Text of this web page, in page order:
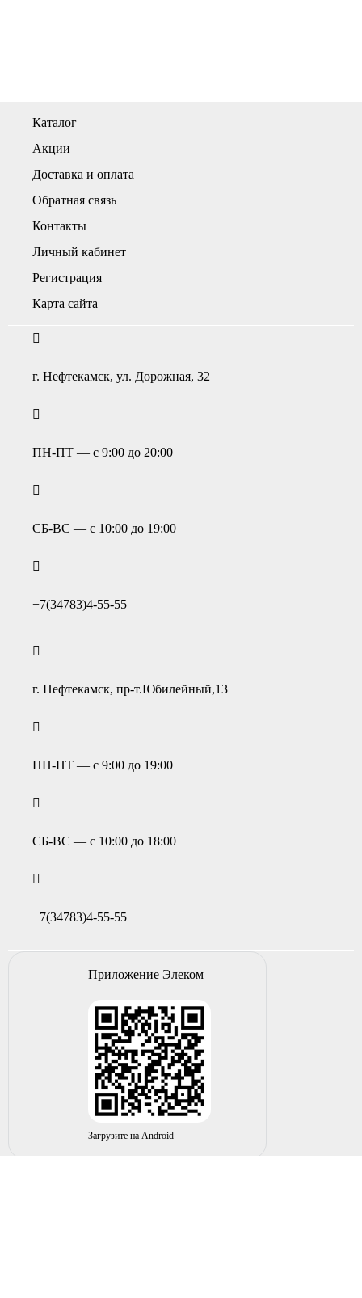
Каталог
Акции
Доставка и оплата
Обратная связь
Контакты
Личный кабинет
Регистрация
Карта сайта
г. Нефтекамск, ул. Дорожная, 32
ПН-ПТ — с 9:00 до 20:00
СБ-ВС — с 10:00 до 19:00
+7(34783)4-55-55
г. Нефтекамск, пр-т.Юбилейный,13
ПН-ПТ — с 9:00 до 19:00
СБ-ВС — с 10:00 до 18:00
+7(34783)4-55-55
Приложение Элеком
Загрузите на Android